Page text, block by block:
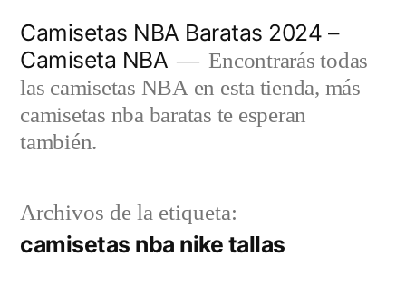
contenido
Camisetas NBA Baratas 2024 –
Camiseta NBA
Encontrarás todas
las camisetas NBA en esta tienda, más
camisetas nba baratas te esperan
también.
Archivos de la etiqueta:
camisetas nba nike tallas